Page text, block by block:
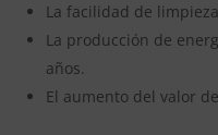
La facilidad de
La producción de
años.
El aumento del valor